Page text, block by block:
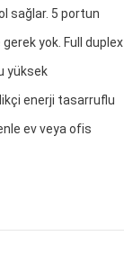
sağlar. 5 portun
yok. Full duplex
yüksek
enerji tasarruflu
ev veya ofis